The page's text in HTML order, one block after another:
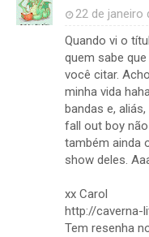
22 de janeiro
Quando vi o
quem sabe
você citar.
minha vida
bandas e,
fall out boy
também ainda
show deles.
xx Carol
http://caverna-
Tem resenha